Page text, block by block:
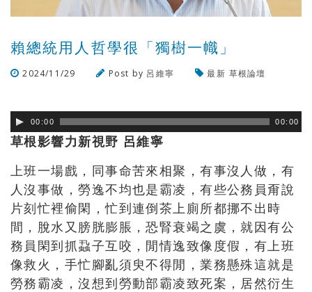
賴總統用人哲學很「獨樹一幟」
2024/11/29 Post by 呂維寧 最新 草根論壇
00:00 00:00
草根影響力新視野 呂維寧
上班一場戲，同事命苦來相聚，有事沒人做，有
人沒事做，勞逸不均也是霸凌，有些公務員甭說
片刻忙裡偷閑，忙到連倒茶上廁所都挪不出時
間，脫水又膀胱膨脹，恐腎衰竭之虞，就因有公
務員閑到抓蝨子互咬，閒情逸致像度假，有上班
像救火，手忙腳亂須臾不得閒，業務懸殊這就是
勞務霸凌，沒想到勞動部霸凌致死案，居然衍生